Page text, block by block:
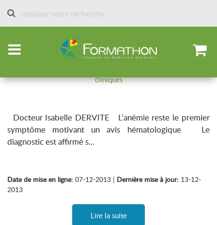
Accueil Articles par spécialités Biologie
Les anémies
cliniques
Docteur Isabelle DERVITE L’anémie reste le premier
symptôme motivant un avis hématologique Le
diagnostic est affirmé s...
Date de mise en ligne: 07-12-2013 | Dernière mise à jour: 13-12-
2013
Lire la suite